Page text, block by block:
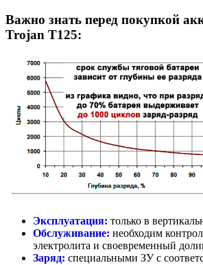
Важно знать перед покупкой
Trojan T125:
Эксплуатация: только в
Обслуживание: необходим
электролита и своевременный
Заряд: специальными ЗУ с